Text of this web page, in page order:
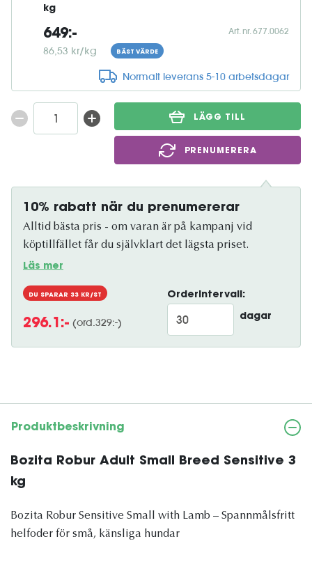
kg
649:-
86,53 kr/kg BÄST VÄRDE
Art. nr. 677.0062
Normalt leverans 5-10 arbetsdagar
LÄGG TILL
PRENUMERERA
10% rabatt när du prenumererar
Alltid bästa pris - om varan är på kampanj vid
köptillfället får du självklart det lägsta priset.
Läs mer
DU SPARAR 33 KR/ST
296.1 :- (ord.329:-)
Orderintervall:
dagar
Produktbeskrivning
Bozita Robur Adult Small Breed Sensitive 3
kg
Bozita Robur Sensitive Small with Lamb – Spannmålsfritt
helfoder för små, känsliga hundar